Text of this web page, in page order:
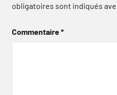
obligatoires sont indiqués
Commentaire*